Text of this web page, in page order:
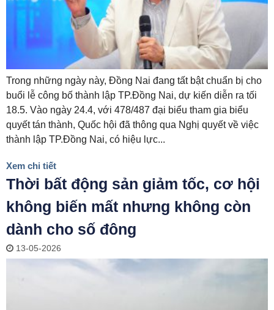
Trong những ngày này, Đồng Nai đang tất bật chuẩn bị cho
buổi lễ công bố thành lập TP.Đồng Nai, dự kiến diễn ra tối
18.5. Vào ngày 24.4, với 478/487 đại biểu tham gia biểu
quyết tán thành, Quốc hội đã thông qua Nghị quyết về việc
thành lập TP.Đồng Nai, có hiệu lực...
Xem chi tiết
Thời bất động sản giảm tốc, cơ hội
không biến mất nhưng không còn
dành cho số đông
13-05-2026